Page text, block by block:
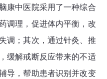
康中医院采用了一种综合
调理，促进体内平衡，改
调；其次，通过针灸、推
缓解戒断反应带来的不适
导，帮助患者识别并改变